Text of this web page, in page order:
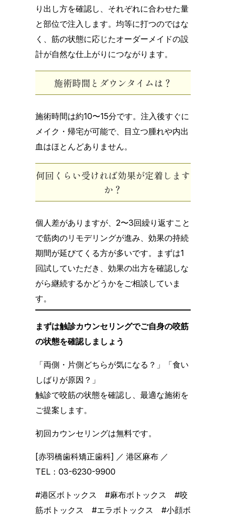
り出し方を確認し、それぞれに合わせた量
と部位で注入します。均等に打つのではな
く、筋の状態に応じたオーダーメイドの設
計が自然な仕上がりにつながります。
施術時間とダウンタイムは？
施術時間は約10〜15分です。注入後すぐに
メイク・帰宅が可能で、目立つ腫れや内出
血はほとんどありません。
何回くらい受ければ効果が定着します
か？
個人差がありますが、2〜3回繰り返すこと
で筋肉のリモデリングが進み、効果の持続
期間が延びてくる方が多いです。まずは1
回試していただき、効果の出方を確認しな
がら継続するかどうかをご相談していま
す。
まずは触診カウンセリングでご自身の咬筋
の状態を確認しましょう
「両側・片側どちらが気になる？」「食い
しばりが原因？」
触診で咬筋の状態を確認し、最適な施術を
ご提案します。
初回カウンセリングは無料です。
[赤羽橋歯科矯正歯科] ／ 港区麻布 ／
TEL：03-6230-9900
#港区ボトックス #麻布ボトックス #咬
筋ボトックス #エラボトックス #小顔ボ